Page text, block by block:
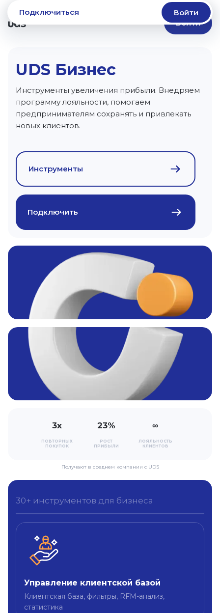
Войти
UDS Бизнес
Инструменты увеличения прибыли. Внедряем
программу лояльности, помогаем
предпринимателям сохранять и привлекать
новых клиентов.
Инструменты
Подключить
3х
ПОВТОРНЫХ
ПОКУПОК
23%
РОСТ
ПРИБЫЛИ
∞
ЛОЯЛЬНОСТЬ
КЛИЕНТОВ
Получают в среднем компании с UDS
30+ инструментов для бизнеса
Управление клиентской базой
Клиентская база, фильтры, RFM-анализ,
cтатистика
Подключиться Войти